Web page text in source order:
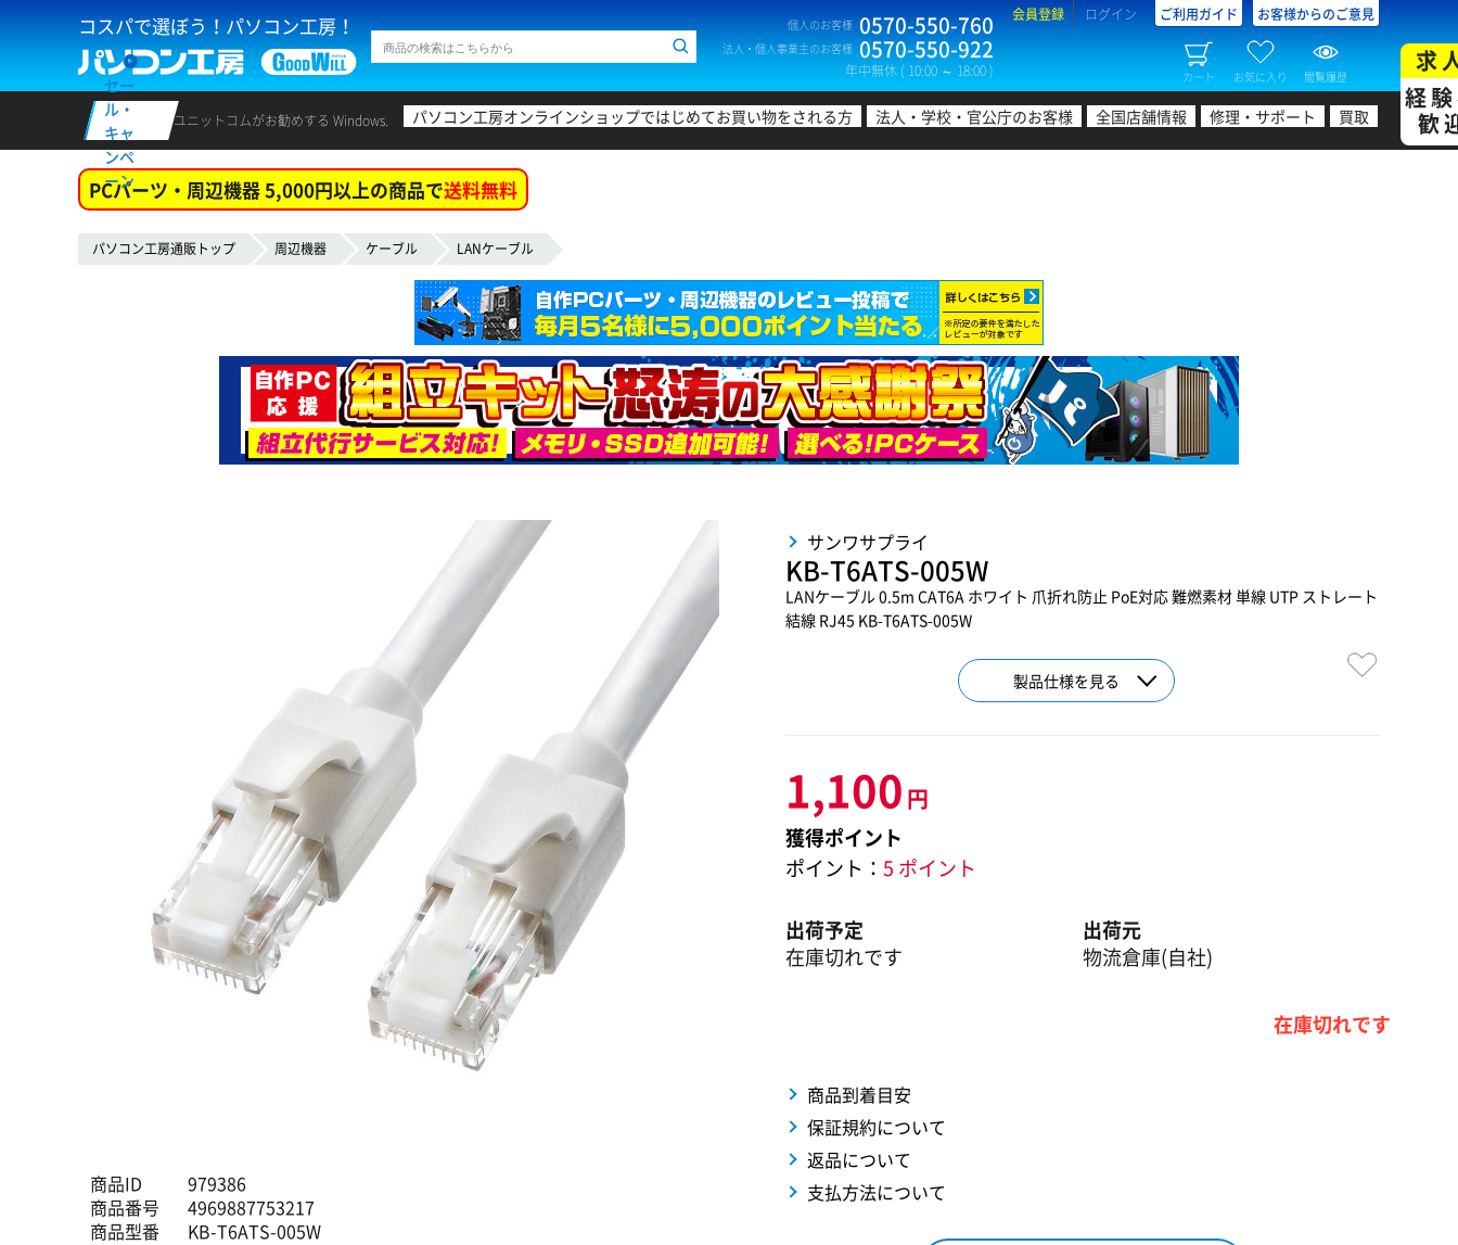
コスパで選ぼう！パソコン工房！ 個人のお客様 0570-550-760
法人・個人事業主のお客様 0570-550-922
年中無休 ( 10:00 ～ 18:00 )
会員登録 ログイン ご利用ガイド お客様からのご意見
カート お気に入り 閲覧履歴
セー
ル・
キャ
ンペ
ーン
ユニットコムがお勧めする Windows. パソコン工房オンラインショップではじめてお買い物をされる方 法人・学校・官公庁のお客様 全国店舗情報 修理・サポート 買取
求
経
歓
PCパーツ・周辺機器 5,000円以上の商品で送料無料
パソコン工房通販トップ 周辺機器 ケーブル LANケーブル
商品ID
979386
商品番号
4969887753217
商品型番
KB-T6ATS-005W
サンワサプライ
KB-T6ATS-005W
LANケーブル 0.5m CAT6A ホワイト 爪折れ防止 PoE対応 難燃素材 単線 UTP ストレート
結線 RJ45 KB-T6ATS-005W
製品仕様を見る
1,100 円
獲得ポイント
ポイント： 5 ポイント
出荷予定
在庫切れです
出荷元
物流倉庫(自社)
在庫切れです
商品到着目安
保証規約について
返品について
支払方法について